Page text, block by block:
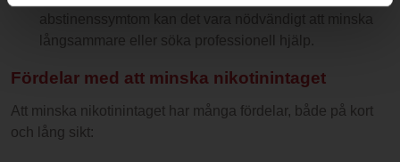
abstinenssymtom kan det vara nödvändigt att minska
långsammare eller söka professionell hjälp.
Fördelar med att minska nikotinintaget
Att minska nikotinintaget har många fördelar, både på kort
och lång sikt: